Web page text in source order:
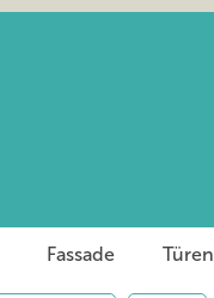
Fassade Türen